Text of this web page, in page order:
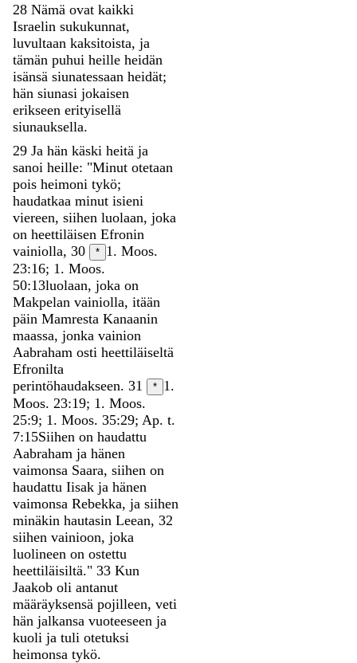
28 Nämä ovat kaikki
Israelin sukukunnat,
luvultaan kaksitoista, ja
tämän puhui heille heidän
isänsä siunatessaan heidät;
hän siunasi jokaisen
erikseen erityisellä
siunauksella.
29 Ja hän käski heitä ja
sanoi heille: "Minut otetaan
pois heimoni tykö;
haudatkaa minut isieni
viereen, siihen luolaan, joka
on heettiläisen Efronin
vainiolla, 30 * 1. Moos.
23:16; 1. Moos.
50:13luolaan, joka on
Makpelan vainiolla, itään
päin Mamresta Kanaanin
maassa, jonka vainion
Aabraham osti heettiläiseltä
Efronilta
perintöhaudakseen. 31 * 1.
Moos. 23:19; 1. Moos.
25:9; 1. Moos. 35:29; Ap. t.
7:15Siihen on haudattu
Aabraham ja hänen
vaimonsa Saara, siihen on
haudattu Iisak ja hänen
vaimonsa Rebekka, ja siihen
minäkin hautasin Leean, 32
siihen vainioon, joka
luolineen on ostettu
heettiläisiltä." 33 Kun
Jaakob oli antanut
määräyksensä pojilleen, veti
hän jalkansa vuoteeseen ja
kuoli ja tuli otetuksi
heimonsa tykö.